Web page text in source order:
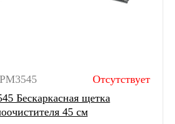
Отсутствует
Бескаркасная щетка
45 см